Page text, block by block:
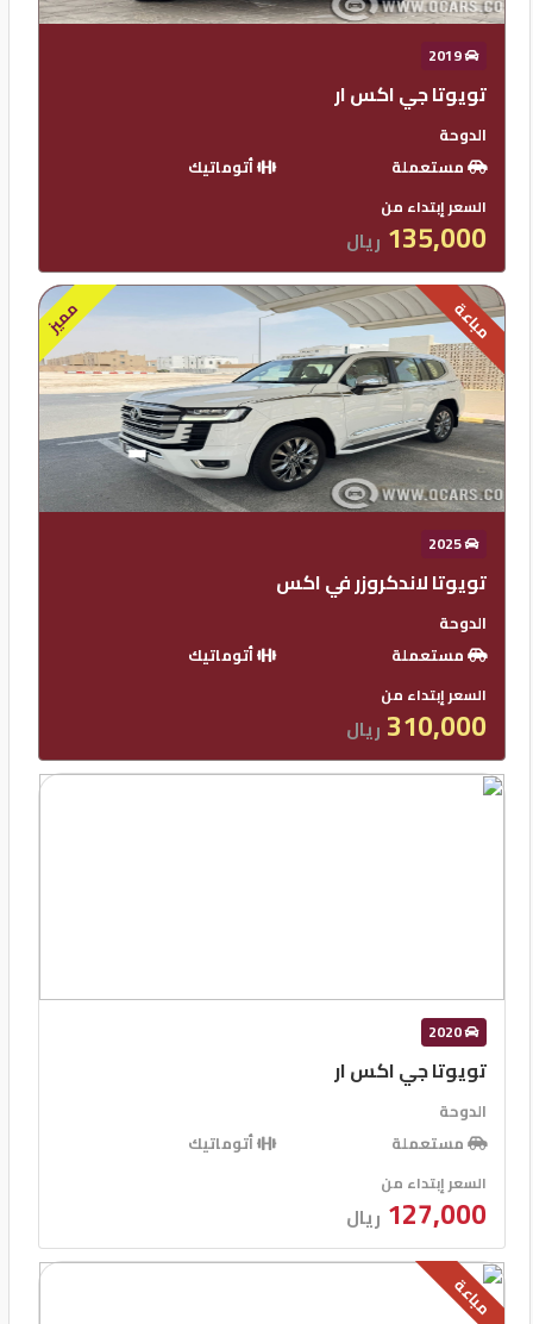
2019
تويوتا جي اكس ار
الدوحة
مستعملة
أتوماتيك
السعر إبتداء من
135,000 ريال
مميز مباعة
2025
تويوتا لاندكروزر في اكس
الدوحة
مستعملة
أتوماتيك
السعر إبتداء من
310,000 ريال
2020
تويوتا جي اكس ار
الدوحة
مستعملة
أتوماتيك
السعر إبتداء من
127,000 ريال
مباعة